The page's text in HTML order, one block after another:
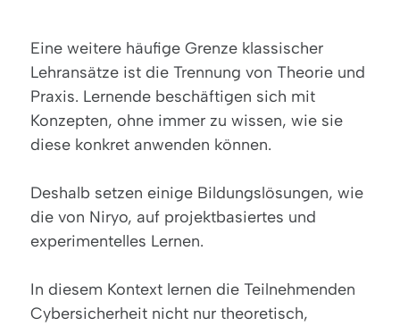
Eine weitere häufige Grenze klassischer
Lehransätze ist die Trennung von Theorie und
Praxis. Lernende beschäftigen sich mit
Konzepten, ohne immer zu wissen, wie sie
diese konkret anwenden können.
Deshalb setzen einige Bildungslösungen, wie
die von Niryo, auf projektbasiertes und
experimentelles Lernen.
In diesem Kontext lernen die Teilnehmenden
Cybersicherheit nicht nur theoretisch,